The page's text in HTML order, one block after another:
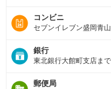
コンビニ
セブンイレブン盛岡青
銀行
東北銀行大館町支店ま
郵便局